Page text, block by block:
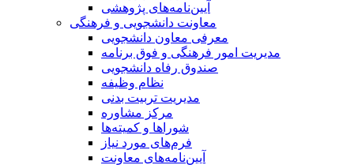
آیین‌نامه‌های پژوهشی
معاونت دانشجویی و فرهنگی
معرفی معاون دانشجویی
مدیریت امور فرهنگی و فوق برنامه
صندوق رفاه دانشجویی
نظام وظیفه
مدیریت تربیت بدنی
مرکز مشاوره
شوراها و کمیته‌ها
فرم‌های مورد نیاز
آیین‌نامه‌های معاونت